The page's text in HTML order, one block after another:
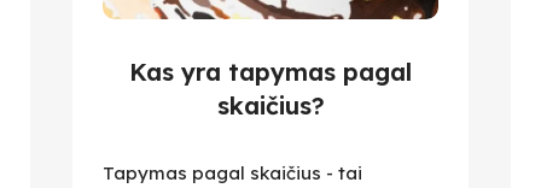
Kas yra tapymas pagal
skaičius?
Tapymas pagal skaičius - tai